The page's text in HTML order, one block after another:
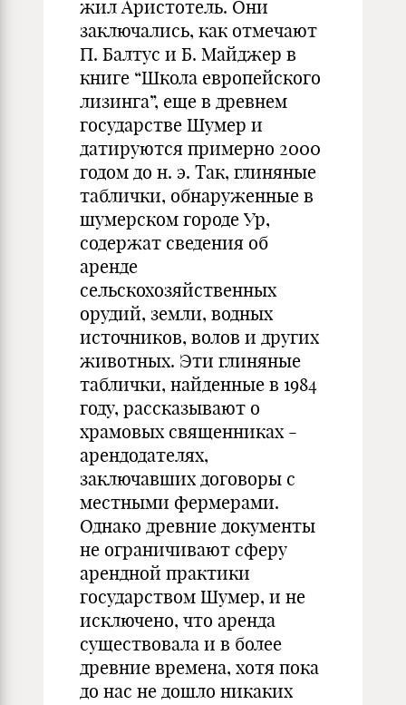
жил Аристотель. Они
заключались, как отмечают
П. Балтус и Б. Майджер в
книге “Школа европейского
лизинга”, еще в древнем
государстве Шумер и
датируются примерно 2000
годом до н. э. Так, глиняные
таблички, обнаруженные в
шумерском городе Ур,
содержат сведения об
аренде
сельскохозяйственных
орудий, земли, водных
источников, волов и других
животных. Эти глиняные
таблички, найденные в 1984
году, рассказывают о
храмовых священниках -
арендодателях,
заключавших договоры с
местными фермерами.
Однако древние документы
не ограничивают сферу
арендной практики
государством Шумер, и не
исключено, что аренда
существовала и в более
древние времена, хотя пока
до нас не дошло никаких